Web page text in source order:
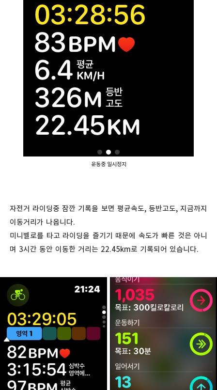
운동중 일시정지
자전거 라이딩중 잠깐 기록을 보면 평균속도, 등반고도, 지금까지
이동거리가 나옵니다.
미니벨로를 타고 라이딩을 즐기기 때문에 속도가 빠른 것은 아니
며 3시간 동안 이동한 거리는 22.45km로 기록되어 있습니다.